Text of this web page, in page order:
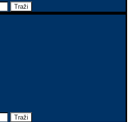
Traži
Traži